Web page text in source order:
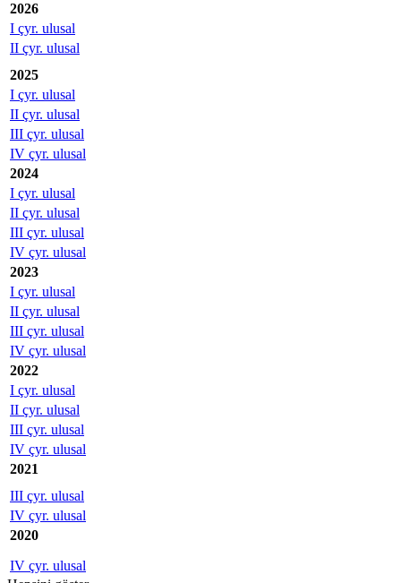
2026
I çyr. ulusal
II çyr. ulusal
2025
I çyr. ulusal
II çyr. ulusal
III çyr. ulusal
IV çyr. ulusal
2024
I çyr. ulusal
II çyr. ulusal
III çyr. ulusal
IV çyr. ulusal
2023
I çyr. ulusal
II çyr. ulusal
III çyr. ulusal
IV çyr. ulusal
2022
I çyr. ulusal
II çyr. ulusal
III çyr. ulusal
IV çyr. ulusal
2021
III çyr. ulusal
IV çyr. ulusal
2020
IV çyr. ulusal